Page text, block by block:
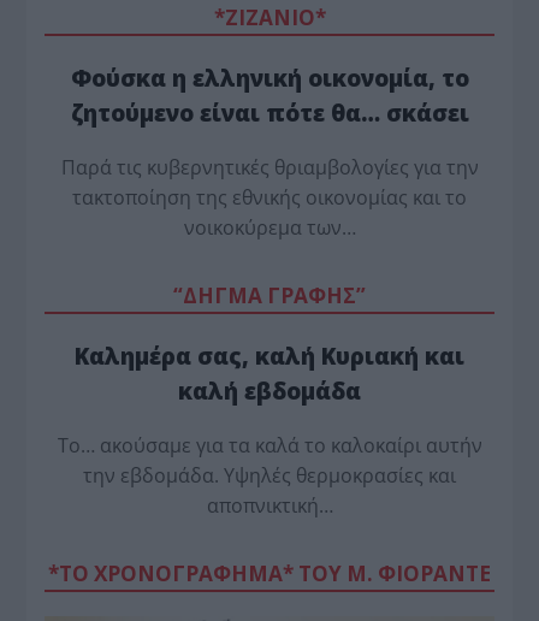
*ZΙΖΑΝΙΟ*
Φούσκα η ελληνική οικονομία, το
ζητούμενο είναι πότε θα… σκάσει
Παρά τις κυβερνητικές θριαμβολογίες για την
τακτοποίηση της εθνικής οικονομίας και το
νοικοκύρεμα των…
“ΔΗΓΜΑ ΓΡΑΦΗΣ”
Καλημέρα σας, καλή Κυριακή και
καλή εβδομάδα
Το… ακούσαμε για τα καλά το καλοκαίρι αυτήν
την εβδομάδα. Υψηλές θερμοκρασίες και
αποπνικτική…
*ΤΟ ΧΡΟΝΟΓΡΑΦΗΜΑ* ΤΟΥ Μ. ΦΙΟΡΆΝΤΕ